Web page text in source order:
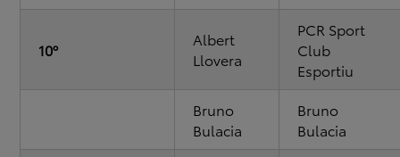
10º
Albert
Llovera
PCR Sport
Club
Esportiu
Bruno
Bulacia
Bruno
Bulacia